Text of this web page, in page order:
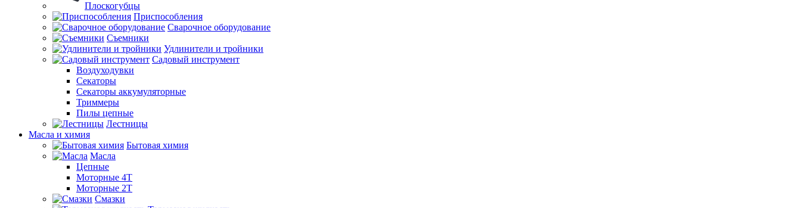
Плоскогубцы
Приспособления
Сварочное оборудование
Съемники
Удлинители и тройники
Садовый инструмент
Воздуходувки
Секаторы
Секаторы аккумуляторные
Триммеры
Пилы цепные
Лестницы
Масла и химия
Бытовая химия
Масла
Цепные
Моторные 4Т
Моторные 2Т
Смазки